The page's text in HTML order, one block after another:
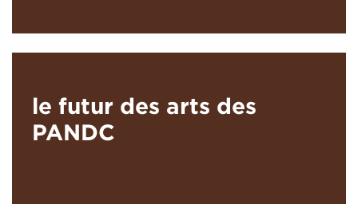
le futur des arts des
PANDC